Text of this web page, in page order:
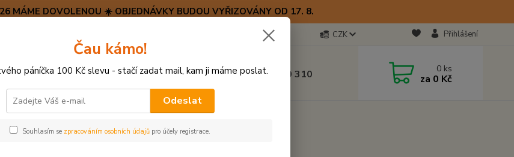
MÁME DOVOLENOU ☀️ OBJEDNÁVKY BUDOU VYŘIZOVÁNY OD 17. 8.
CZK Přihlášení
Hledat (+420) 723 770 310 0 ks
za 0 Kč
Čau kámo!
páníčka 100 Kč slevu - stačí zadat mail, kam ji máme poslat.
Odeslat
Souhlasím se zpracováním osobních údajů pro účely registrace.